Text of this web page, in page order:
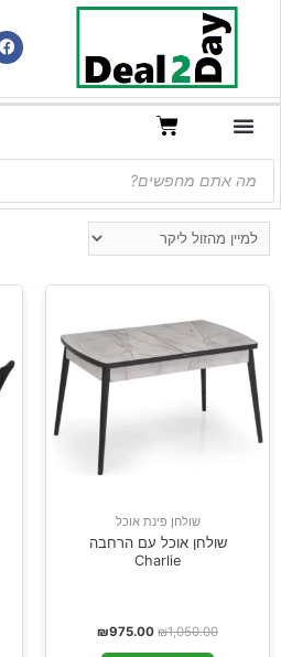
שולחן פינת אוכל
שולחן אוכל עם הרחבה
Charlie
₪1,050.00
₪975.00